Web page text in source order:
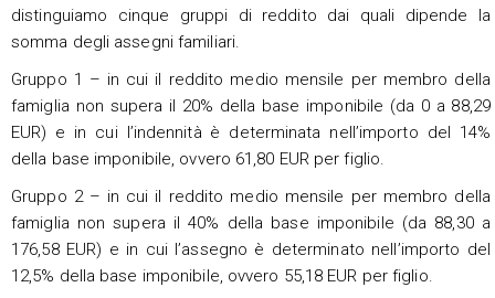
distinguiamo cinque gruppi di reddito dai quali dipende la
somma degli assegni familiari.
Gruppo 1 – in cui il reddito medio mensile per membro della
famiglia non supera il 20% della base imponibile (da 0 a 88,29
EUR) e in cui l’indennità è determinata nell’importo del 14%
della base imponibile, ovvero 61,80 EUR per figlio.
Gruppo 2 – in cui il reddito medio mensile per membro della
famiglia non supera il 40% della base imponibile (da 88,30 a
176,58 EUR) e in cui l’assegno è determinato nell’importo del
12,5% della base imponibile, ovvero 55,18 EUR per figlio.